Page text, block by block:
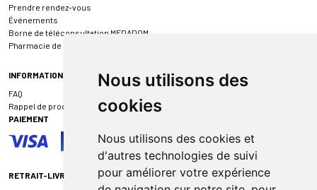
Nous utilisons des
cookies
Nous utilisons des cookies et
d'autres technologies de suivi
pour améliorer votre expérience
Prendre rendez-vous
Événements
Borne de téléconsultation MEDADOM
Pharmacie de garde
INFORMATIONS
FAQ
Rappel de produit
PAIEMENT
RETRAIT-LIVRAISON